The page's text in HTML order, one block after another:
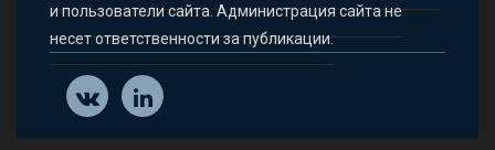
и пользователи сайта. Администрация сайта не
несет ответственности за публикации.